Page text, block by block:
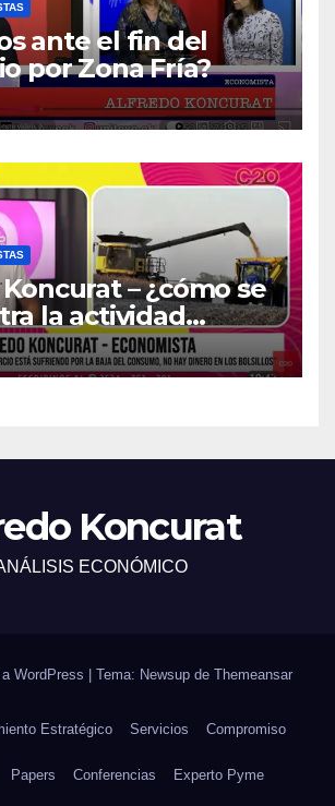
ante el fin del
por Zona Fría?
– ¿cómo se
la actividad
del país?
Koncurat
ECONÓMICO
WordPress Tema: Newsup de Themeansar
Estratégico Servicios Compromiso
Papers Conferencias Experto Pyme